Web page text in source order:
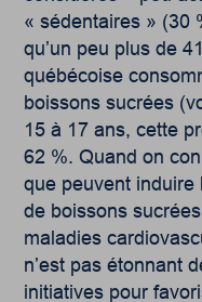
« sédentaires » (30
qu’un peu plus de
québécoise
boissons sucrées
15 à 17 ans, cette
62 %. Quand on
que peuvent induire
de boissons
maladies
n’est pas étonnant
initiatives pour